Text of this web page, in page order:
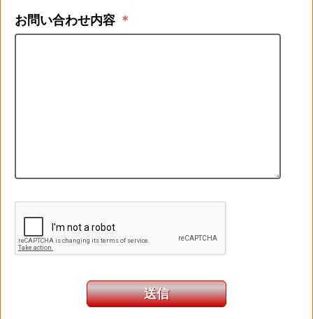
お問い合わせ内容 ＊